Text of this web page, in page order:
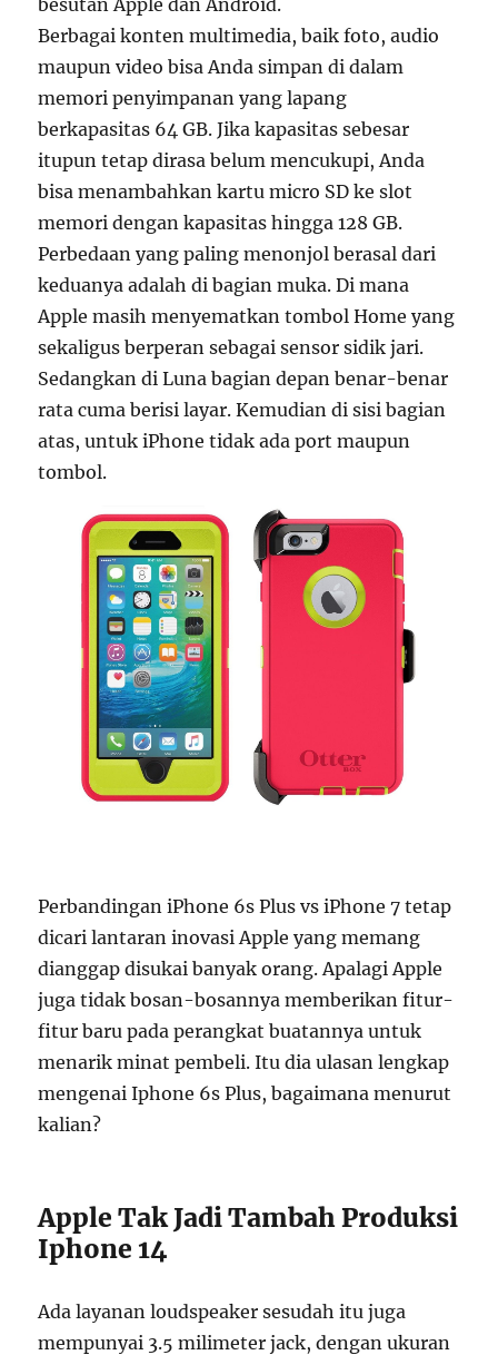
besutan Apple dan Android.
Berbagai konten multimedia, baik foto, audio
maupun video bisa Anda simpan di dalam
memori penyimpanan yang lapang
berkapasitas 64 GB. Jika kapasitas sebesar
itupun tetap dirasa belum mencukupi, Anda
bisa menambahkan kartu micro SD ke slot
memori dengan kapasitas hingga 128 GB.
Perbedaan yang paling menonjol berasal dari
keduanya adalah di bagian muka. Di mana
Apple masih menyematkan tombol Home yang
sekaligus berperan sebagai sensor sidik jari.
Sedangkan di Luna bagian depan benar-benar
rata cuma berisi layar. Kemudian di sisi bagian
atas, untuk iPhone tidak ada port maupun
tombol.
Perbandingan iPhone 6s Plus vs iPhone 7 tetap
dicari lantaran inovasi Apple yang memang
dianggap disukai banyak orang. Apalagi Apple
juga tidak bosan-bosannya memberikan fitur-
fitur baru pada perangkat buatannya untuk
menarik minat pembeli. Itu dia ulasan lengkap
mengenai Iphone 6s Plus, bagaimana menurut
kalian?
Apple Tak Jadi Tambah Produksi
Iphone 14
Ada layanan loudspeaker sesudah itu juga
mempunyai 3.5 milimeter jack, dengan ukuran